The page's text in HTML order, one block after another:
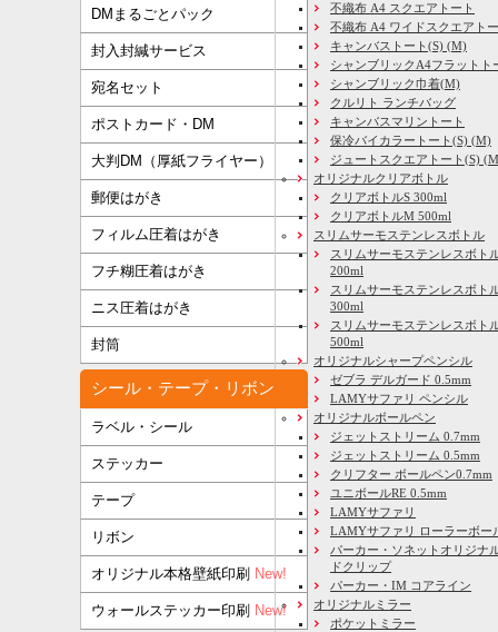
DMまるごとパック
封入封緘サービス
宛名セット
ポストカード・DM
大判DM（厚紙フライヤー）
郵便はがき
フィルム圧着はがき
フチ糊圧着はがき
ニス圧着はがき
封筒
シール・テープ・リボン
ラベル・シール
ステッカー
テープ
リボン
オリジナル本格壁紙印刷 New!
ウォールステッカー印刷 New!
不織布 A4 スクエアトート
不織布 A4 ワイドスクエアト
キャンバストート(S) (M)
シャンブリックA4フラットト
シャンブリック巾着(M)
クルリト ランチバッグ
キャンバスマリントート
保冷バイカラートート(S) (M)
ジュートスクエアトート(S)
オリジナルクリアボトル
クリアボトルS 300ml
クリアボトルM 500ml
スリムサーモステンレスボトル
スリムサーモステンレスボト
200ml
スリムサーモステンレスボト
300ml
スリムサーモステンレスボト
500ml
オリジナルシャープペンシル
ゼブラ デルガード 0.5mm
LAMYサファリ ペンシル
オリジナルボールペン
ジェットストリーム 0.7mm
ジェットストリーム 0.5mm
クリフター ボールペン0.7mm
ユニボールRE 0.5mm
LAMYサファリ
LAMYサファリ ローラーボー
パーカー・ソネットオリジナ
ドクリップ
パーカー・IM コアライン
オリジナルミラー
ポケットミラー